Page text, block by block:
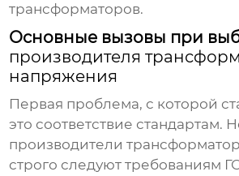
трансформаторов.
Основные вызовы при
производителя
напряжения
Первая проблема, с которой
это соответствие стандартам.
производители
строго следуют требованиям